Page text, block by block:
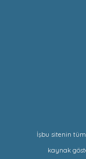
İşbu sitenin
kaynak